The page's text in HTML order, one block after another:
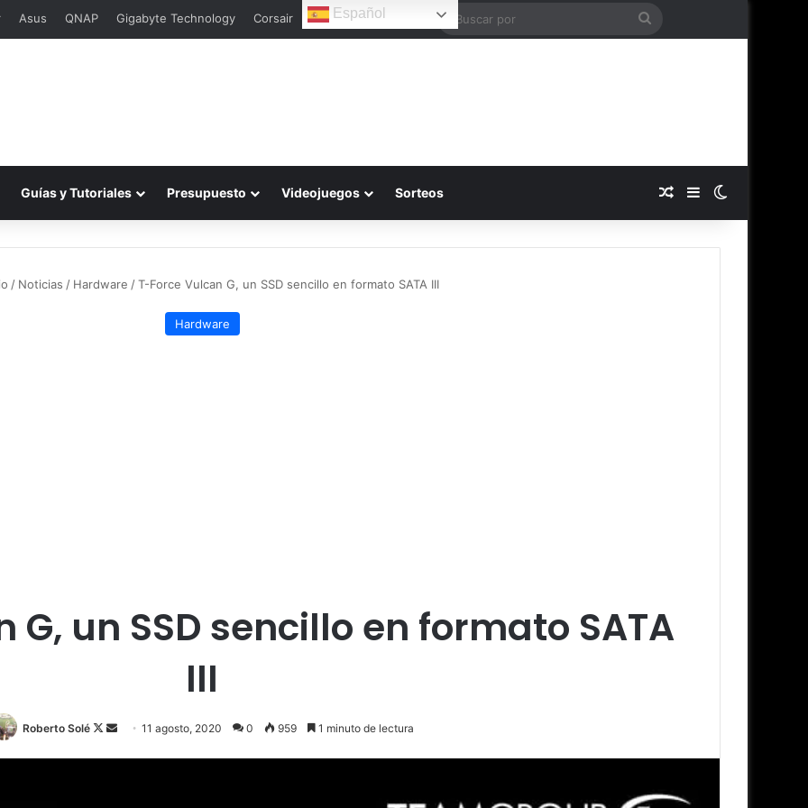
Asus QNAP Gigabyte Technology Corsair Español
Buscar
Guías y Tutoriales Presupuesto Videojuegos Sorteos Publicación al azar
Barra lateral
/ Noticias / Hardware /T-Force Vulcan G, un SSD sencillo en formato SATA III
Hardware
un SSD sencillo en formato SATA
III
Roberto Solé
Follow
Send11 agosto, 2020 0 959 1 minuto de lectura